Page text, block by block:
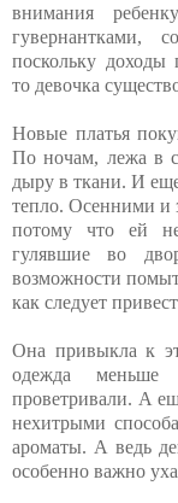
внимания
гувернантками,
поскольку доходы
то девочка
Новые платья
По ночам, лежа в
дыру в ткани. И
тепло. Осенними и
потому что ей
гулявшие во
возможности
как следует
Она привыкла к
одежда
проветривали. А
нехитрыми
ароматы. А ведь
особенно важно